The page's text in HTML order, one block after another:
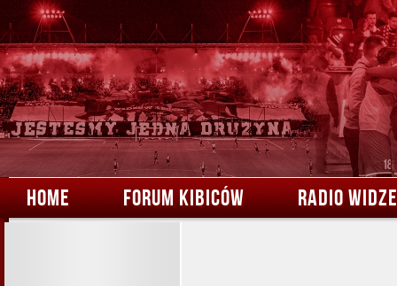
HOME FORUM KIBICÓW RADIO